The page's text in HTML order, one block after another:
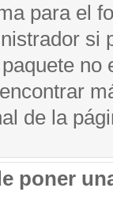
para el
si
de la
poner